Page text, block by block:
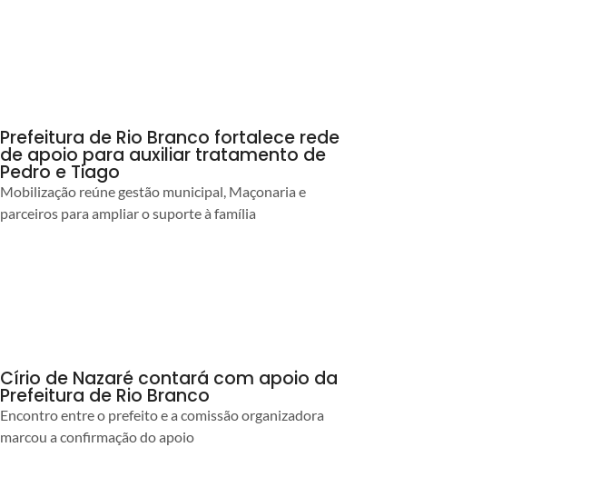
Prefeitura de Rio Branco fortalece rede
de apoio para auxiliar tratamento de
Pedro e Tiago
Mobilização reúne gestão municipal, Maçonaria e
parceiros para ampliar o suporte à família
Círio de Nazaré contará com apoio da
Prefeitura de Rio Branco
Encontro entre o prefeito e a comissão organizadora
marcou a confirmação do apoio